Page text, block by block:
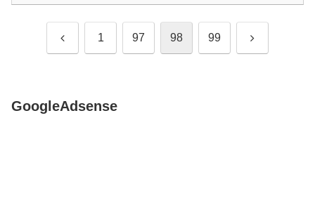
前 1 97 98 99 次
GoogleAdsense